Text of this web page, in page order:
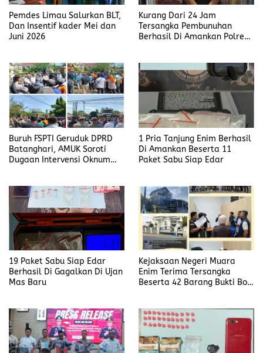
Pemdes Limau Salurkan BLT,
Dan Insentif kader Mei dan
Juni 2026
Kurang Dari 24 Jam
Tersangka Pembunuhan
Berhasil Di Amankan Polres
Buruh FSPTI Geruduk DPRD
Batanghari, AMUK Soroti
Dugaan Intervensi Oknum
1 Pria Tanjung Enim Berhasil
Di Amankan Beserta 11
Paket Sabu Siap Edar
19 Paket Sabu Siap Edar
Berhasil Di Gagalkan Di Ujan
Mas Baru
Kejaksaan Negeri Muara
Enim Terima Tersangka
Beserta 42 Barang Bukti Bobi